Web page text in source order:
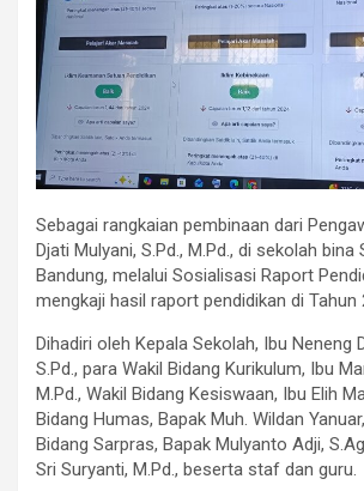
Sebagai rangkaian pembinaan dari
Djati Mulyani, S.Pd., M.Pd., di sekolah bina
Bandung, melalui Sosialisasi Raport
mengkaji hasil raport pendidikan di Tahun
Dihadiri oleh Kepala Sekolah, Ibu Neneng
S.Pd., para Wakil Bidang Kurikulum, Ibu
M.Pd., Wakil Bidang Kesiswaan, Ibu Elih
Bidang Humas, Bapak Muh. Wildan
Bidang Sarpras, Bapak Mulyanto Adji,
Sri Suryanti, M.Pd., beserta staf dan guru.